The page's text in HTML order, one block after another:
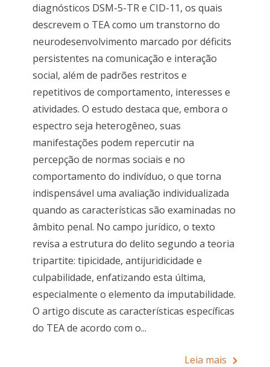
diagnósticos DSM-5-TR e CID-11, os quais
descrevem o TEA como um transtorno do
neurodesenvolvimento marcado por déficits
persistentes na comunicação e interação
social, além de padrões restritos e
repetitivos de comportamento, interesses e
atividades. O estudo destaca que, embora o
espectro seja heterogêneo, suas
manifestações podem repercutir na
percepção de normas sociais e no
comportamento do indivíduo, o que torna
indispensável uma avaliação individualizada
quando as características são examinadas no
âmbito penal. No campo jurídico, o texto
revisa a estrutura do delito segundo a teoria
tripartite: tipicidade, antijuridicidade e
culpabilidade, enfatizando esta última,
especialmente o elemento da imputabilidade.
O artigo discute as características específicas
do TEA de acordo com o...
Leia mais